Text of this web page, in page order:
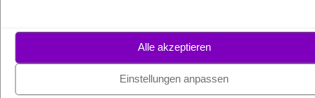
Alle akzeptieren
Einstellungen anpassen